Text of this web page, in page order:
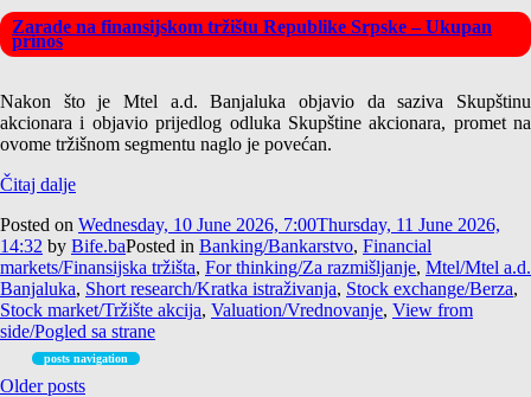
Zarade na finansijskom tržištu Republike Srpske – Ukupan
prinos
Nakon što je Mtel a.d. Banjaluka objavio da saziva Skupštinu
akcionara i objavio prijedlog odluka Skupštine akcionara, promet na
ovome tržišnom segmentu naglo je povećan.
Čitaj dalje
Posted on Wednesday, 10 June 2026, 7:00Thursday, 11 June 2026,
14:32 by Bife.baPosted in Banking/Bankarstvo, Financial
markets/Finansijska tržišta, For thinking/Za razmišljanje, Mtel/Mtel a.d.
Banjaluka, Short research/Kratka istraživanja, Stock exchange/Berza,
Stock market/Tržište akcija, Valuation/Vrednovanje, View from
side/Pogled sa strane
posts navigation
Older posts